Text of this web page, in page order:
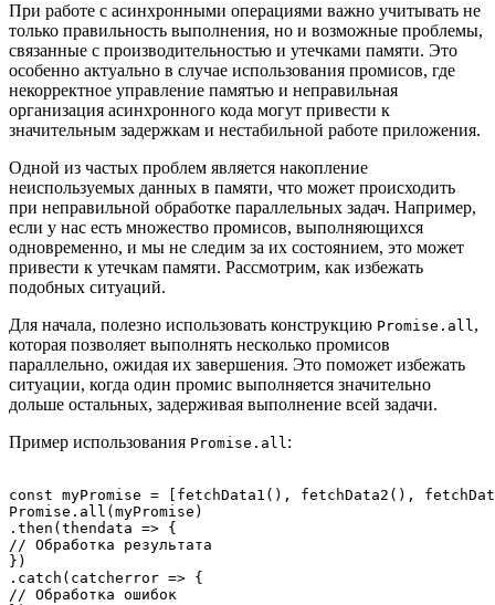
При работе с асинхронными операциями важно учитывать не
только правильность выполнения, но и возможные проблемы,
связанные с производительностью и утечками памяти. Это
особенно актуально в случае использования промисов, где
некорректное управление памятью и неправильная
организация асинхронного кода могут привести к
значительным задержкам и нестабильной работе приложения.
Одной из частых проблем является накопление
неиспользуемых данных в памяти, что может происходить
при неправильной обработке параллельных задач. Например,
если у нас есть множество промисов, выполняющихся
одновременно, и мы не следим за их состоянием, это может
привести к утечкам памяти. Рассмотрим, как избежать
подобных ситуаций.
Для начала, полезно использовать конструкцию Promise.all,
которая позволяет выполнять несколько промисов
параллельно, ожидая их завершения. Это поможет избежать
ситуации, когда один промис выполняется значительно
дольше остальных, задерживая выполнение всей задачи.
Пример использования Promise.all:
const myPromise = [fetchData1(), fetchData2(),
Promise.all(myPromise)
.then(thendata => {
// Обработка результата
})
.catch(catcherror => {
// Обработка ошибок